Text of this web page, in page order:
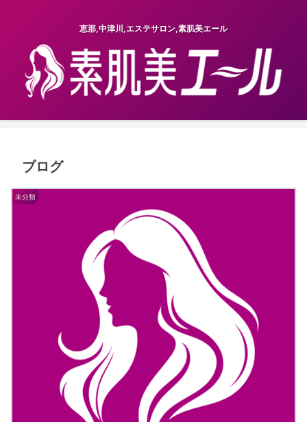
恵那,中津川,エステサロン,素肌美エール
ブログ
未分類